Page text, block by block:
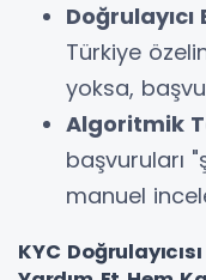
Doğrulayıcı
Türkiye
yoksa,
Algoritmik
başvuruları
manuel
KYC